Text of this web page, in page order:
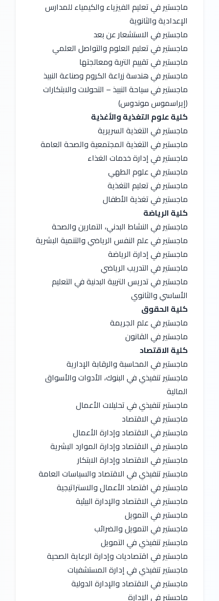
الإعدادية والثانوية
ماجستير في الاستشعار عن بعد
ماجستير في تعليم العلوم والتواصل العلمي
ماجستير في تقييم التربة ومعالجتها
ماجستير في هندسة زراعة الكروم وصناعة النبيذ
(إيراسموس موندوس)
كلية علوم التغذية والأغذية
ماجستير في التغذية السريرية
ماجستير في التغذية المجتمعية والصحة العامة
ماجستير في إدارة خدمات الغذاء
ماجستير في علوم الطهي
ماجستير في تعليم التغذية
ماجستير في تغذية الأطفال
كلية الرياضة
ماجستير في النشاط البدني، التمارين والصحة
ماجستير في علم النفس الرياضي والتنمية البشرية
ماجستير في إدارة الرياضة
ماجستير في التدريب الرياضي
الأساسي والثانوي
كلية الحقوق
ماجستير في علم الجريمة
ماجستير في القانون
كلية الاقتصاد
ماجستير في المحاسبة والرقابة الإدارية
المالية
ماجستير تنفيذي في تحليلات الأعمال
ماجستير في الاقتصاد
ماجستير في الاقتصاد وإدارة الأعمال
ماجستير في الاقتصاد وإدارة الموارد البشرية
ماجستير في الاقتصاد وإدارة الابتكار
ماجستير تنفيذي في الاقتصاد والسياسات العامة
ماجستير في اقتصاد الأعمال والاستراتيجية
ماجستير في الاقتصاد والإدارة البيئية
ماجستير في التمويل
ماجستير في التمويل والضرائب
ماجستير تنفيذي في التمويل
ماجستير في اقتصاديات وإدارة الرعاية الصحية
ماجستير تنفيذي في إدارة المستشفيات
ماجستير في الاقتصاد والإدارة الدولية
ماجستير في الإدارة